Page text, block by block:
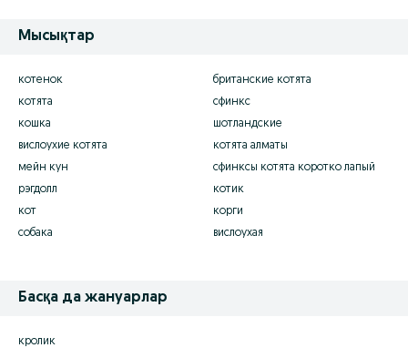
Мысықтар
котенок
котята
кошка
вислоухие котята
мейн кун
рэгдолл
кот
собака
британские котята
сфинкс
шотландские
котята алматы
сфинксы котята коротко лапый
котик
корги
вислоухая
Басқа да жануарлар
кролик